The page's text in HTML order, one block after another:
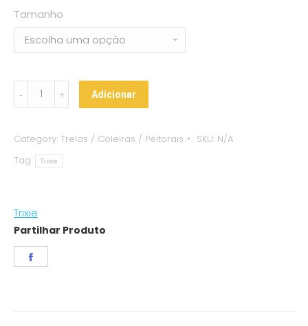
Tamanho
Peitoral
"Premium
(Azul)
quantity
Adicionar
Category: Trelas / Coleiras / Peitorais SKU: N/A
Tag:
Trixie
Trixie
Partilhar Produto